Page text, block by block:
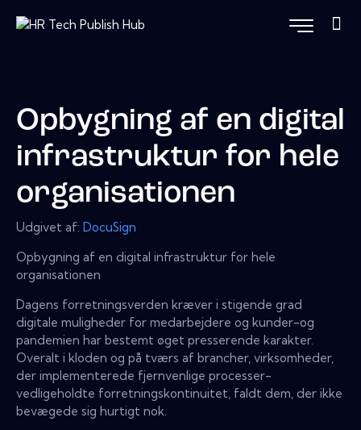
Opbygning af en digital
infrastruktur for hele
organisationen
Udgivet af: DocuSign
Opbygning af en digital infrastruktur for hele
organisationen
Dagens forretningsverden kræver i stigende grad
digitale muligheder for medarbejdere og kunder-og
pandemien har bestemt øget presserende karakter.
Overalt i kloden og på tværs af brancher, virksomheder,
der implementerede fjernvenlige processer-
vedligeholdte forretningskontinuitet, faldt dem, der ikke
bevægede sig hurtigt nok.